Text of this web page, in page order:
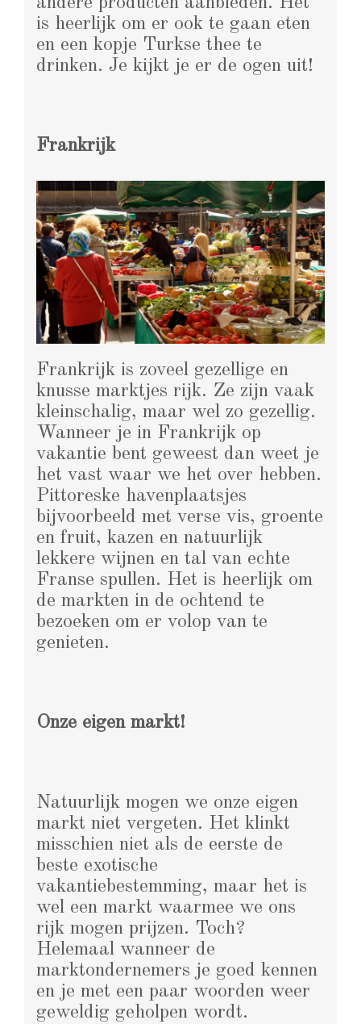
is heerlijk om er ook te gaan eten
en een kopje Turkse thee te
drinken. Je kijkt je er de ogen uit!
Frankrijk
Frankrijk is zoveel gezellige en
knusse marktjes rijk. Ze zijn vaak
kleinschalig, maar wel zo gezellig.
Wanneer je in Frankrijk op
vakantie bent geweest dan weet je
het vast waar we het over hebben.
Pittoreske havenplaatsjes
bijvoorbeeld met verse vis, groente
en fruit, kazen en natuurlijk
lekkere wijnen en tal van echte
Franse spullen. Het is heerlijk om
de markten in de ochtend te
bezoeken om er volop van te
genieten.
Onze eigen markt!
Natuurlijk mogen we onze eigen
markt niet vergeten. Het klinkt
misschien niet als de eerste de
beste exotische
vakantiebestemming, maar het is
wel een markt waarmee we ons
rijk mogen prijzen. Toch?
Helemaal wanneer de
marktondernemers je goed kennen
en je met een paar woorden weer
geweldig geholpen wordt.